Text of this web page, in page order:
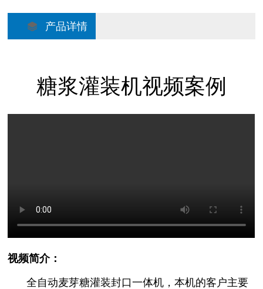
产品详情
糖浆灌装机视频案例
视频简介：
全自动麦芽糖灌装封口一体机，本机的客户主要